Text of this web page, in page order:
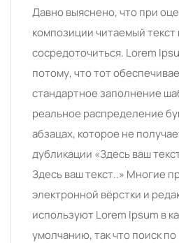
Давно выяснено, что при
композиции читаемый
сосредоточиться. Lorem
потому, что тот
стандартное заполнение
реальное распределение
абзацах, которое не
дубликации «Здесь ваш
Здесь ваш текст..» Многие
электронной вёрстки и
используют Lorem Ipsum в
умолчанию, так что поиск